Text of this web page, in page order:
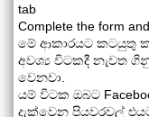
tab
Complete the form
මේ ආකාරයට කටයුතු
අවශ්‍ය විටකදී නැවත
වෙනවා.
යම් විටක ඔබට
දැක්වෙන පියවරවල්